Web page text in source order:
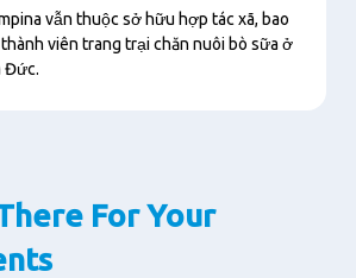
vẫn thuộc sở hữu hợp tác xã, bao
viên trang trại chăn nuôi bò sữa ở
Đức.
For Your